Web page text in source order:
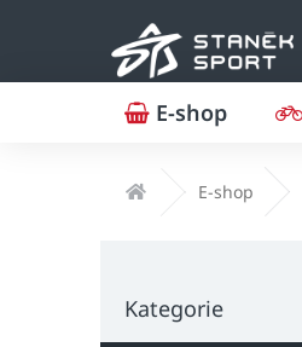
E-shop
Domů E-shop
kategorie
Kategorie